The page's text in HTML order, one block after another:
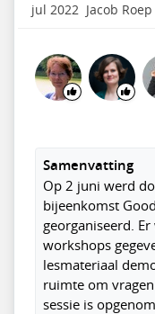
jul 2022 Jacob Roep
Samenvatting
Op 2 juni werd
bijeenkomst
georganiseerd.
workshops
lesmateriaal
ruimte om
sessie is